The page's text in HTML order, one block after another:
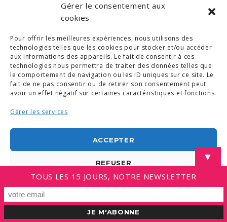
Gérer le consentement aux
cookies
Pour offrir les meilleures expériences, nous utilisons des
technologies telles que les cookies pour stocker et/ou accéder
aux informations des appareils. Le fait de consentir à ces
technologies nous permettra de traiter des données telles que
le comportement de navigation ou les ID uniques sur ce site. Le
fait de ne pas consentir ou de retirer son consentement peut
avoir un effet négatif sur certaines caractéristiques et fonctions.
Gérer les services
ACCEPTER
REFUSER
VOIR LES PRÉFÉRENCES
Politique de cookies
© COPYRIGHT 2019. DEMAIN - MENTIONS LÉGALES
- COPYRIGHTS PHOTOS- POLITIQUE DE COOKIES (UE)
-CONDITIONS GÉNÉRALES
LINKEDIN
▼
TOUS LES 15 JOURS, NOTRE NEWSLETTER